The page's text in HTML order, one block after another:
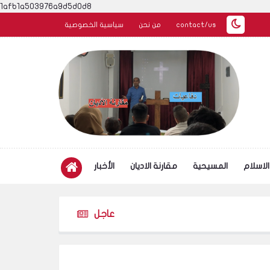
1afb1a503976a9d5d0d8
سياسية الخصوصية من نحن contact/us
الأخبار مقارنة الاديان المسيحية الاسلام
عاجل